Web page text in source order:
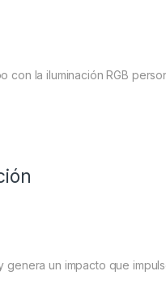
con la iluminación RGB
un impacto que